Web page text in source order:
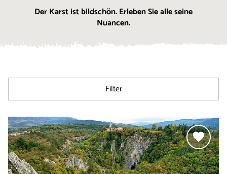
Der Karst ist bildschön. Erleben Sie alle seine
Nuancen.
Filter